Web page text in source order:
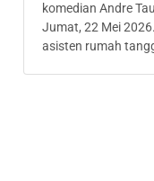
komedian Andre
Jumat, 22 Mei
asisten rumah